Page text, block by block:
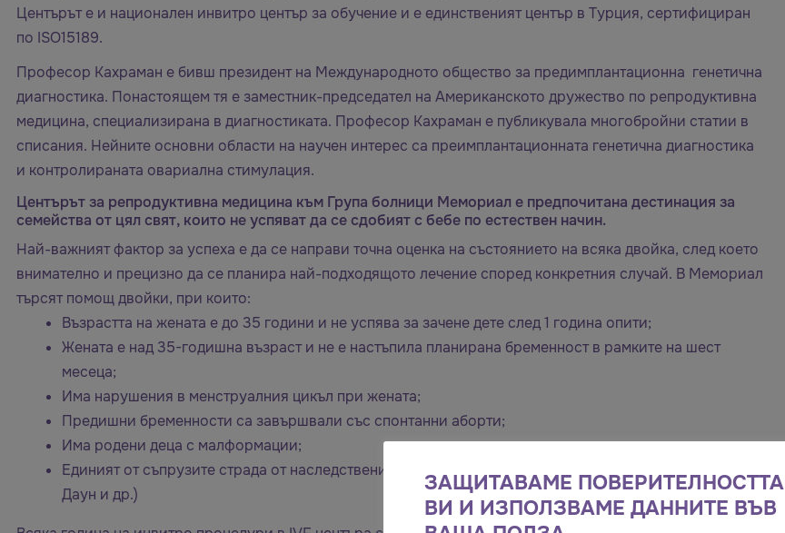
Центърът е и национален инвитро център за обучение и е единственият център в Турция, сертифициран
по ISO15189.
Професор Кахраман е бивш президент на Международното общество за предимплантационна генетична
диагностика. Понастоящем тя е заместник-председател на Американското дружество по репродуктивна
медицина, специализирана в диагностиката. Професор Кахраман е публикувала многобройни статии в
списания. Нейните основни области на научен интерес са преимплантационната генетична диагностика
и контролираната овариална стимулация.
Центърът за репродуктивна медицина към Група болници Мемориал е предпочитана дестинация за
семейства от цял свят, които не успяват да се сдобият с бебе по естествен начин.
Най-важният фактор за успеха е да се направи точна оценка на състоянието на всяка двойка, след което
внимателно и прецизно да се планира най-подходящото лечение според конкретния случай. В Мемориал
търсят помощ двойки, при които:
Възрастта на жената е до 35 години и не успява за зачене дете след 1 година опити;
Жената е над 35-годишна възраст и не е настъпила планирана бременност в рамките на шест
месеца;
Има нарушения в менструалния цикъл при жената;
Предишни бременности са завършвали със спонтанни аборти;
Има родени деца с малформации;
Единият от съпрузите страда от наследствени хромозомни заболявания (хемофилия, синдром на
Даун и др.)
ЗАЩИТАВАМЕ ПОВЕРИТЕЛНОСТТА
ВИ И ИЗПОЛЗВАМЕ ДАННИТЕ ВЪВ